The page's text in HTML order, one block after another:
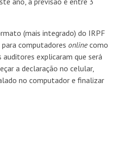
(mais integrado) do IRPF
computadores onlinecomo
auditores explicaram que será
a declaração no celular,
no computador e finalizar